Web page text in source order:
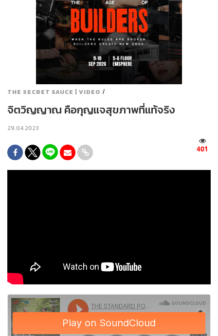
THE SECRET SAUCE | VIDEO /
จิตวิญญาณ คือกุญแจสุขภาพที่แท้จริง
29.04.2023
401